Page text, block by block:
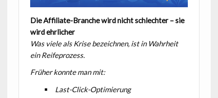
Die Affiliate-Branche wird nicht schlechter – sie
wird ehrlicher
Was viele als Krise bezeichnen, ist in Wahrheit
ein Reifeprozess.
Früher konnte man mit:
Last-Click-Optimierung